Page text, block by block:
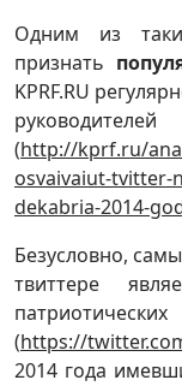
Одним из
признать
KPRF.RU
(http://kprf.ru/
osvaivaiut-tvitter-
dekabria-2014-
Безусловно,
твиттере
(https://
2014 года